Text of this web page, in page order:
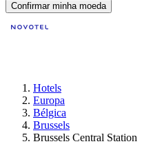
Confirmar minha moeda
Hotels
Europa
Bélgica
Brussels
Brussels Central Station